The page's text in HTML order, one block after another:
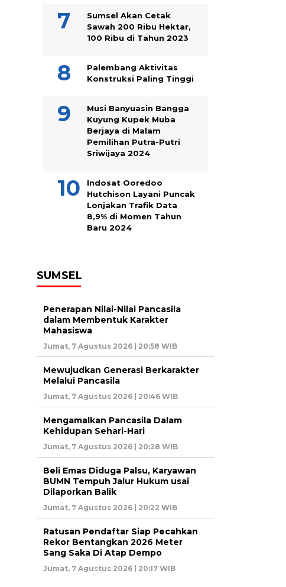
Sumsel Akan Cetak
Sawah 200 Ribu Hektar,
100 Ribu di Tahun 2023
Palembang Aktivitas
Konstruksi Paling Tinggi
Musi Banyuasin Bangga
Kuyung Kupek Muba
Berjaya di Malam
Pemilihan Putra-Putri
Sriwijaya 2024
Indosat Ooredoo
Hutchison Layani Puncak
Lonjakan Trafik Data
8,9% di Momen Tahun
Baru 2024
SUMSEL
Penerapan Nilai-Nilai Pancasila
dalam Membentuk Karakter
Mahasiswa
Jumat, 7 Agustus 2026 | 20:58 WIB
Mewujudkan Generasi Berkarakter
Melalui Pancasila
Jumat, 7 Agustus 2026 | 20:46 WIB
Mengamalkan Pancasila Dalam
Kehidupan Sehari-Hari
Jumat, 7 Agustus 2026 | 20:28 WIB
Beli Emas Diduga Palsu, Karyawan
BUMN Tempuh Jalur Hukum usai
Dilaporkan Balik
Jumat, 7 Agustus 2026 | 20:22 WIB
Ratusan Pendaftar Siap Pecahkan
Rekor Bentangkan 2026 Meter
Sang Saka Di Atap Dempo
Jumat, 7 Agustus 2026 | 20:17 WIB